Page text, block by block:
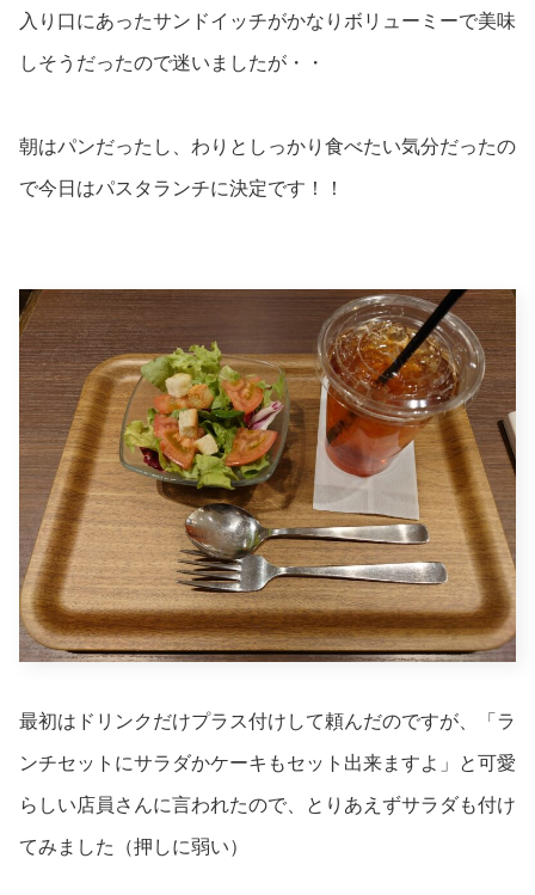
入り口にあったサンドイッチがかなりボリューミーで美味
しそうだったので迷いましたが・・
朝はパンだったし、わりとしっかり食べたい気分だったの
で今日はパスタランチに決定です！！
最初はドリンクだけプラス付けして頼んだのですが、「ラ
ンチセットにサラダかケーキもセット出来ますよ」と可愛
らしい店員さんに言われたので、とりあえずサラダも付け
てみました（押しに弱い）